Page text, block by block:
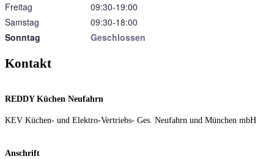
Freitag
09:30‑19:00
Samstag
09:30‑18:00
Sonntag
Geschlossen
Kontakt
REDDY Küchen Neufahrn
KEV Küchen- und Elektro-Vertriebs- Ges. Neufahrn und München mbH
Anschrift